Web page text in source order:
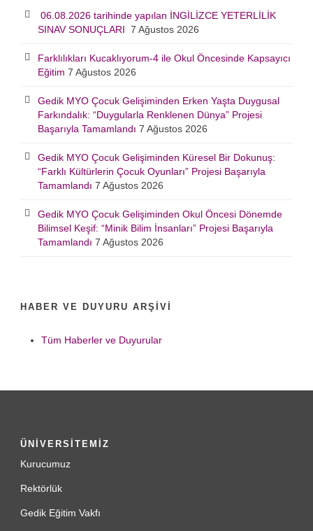
06.08.2026 tarihinde yapılan İNGİLİZCE YETERLİLİK
SINAV SONUÇLARI 7 Ağustos 2026
Farklılıkları Kucaklıyorum-4 ile Okul Öncesinde Kapsayıcı
Eğitim 7 Ağustos 2026
Gedik MYO Çocuk Gelişiminden Erken Yaşta Duygusal
Farkındalık: “Duygularla Renklenen Dünya” Projesi
Başarıyla Tamamlandı 7 Ağustos 2026
Gedik MYO Çocuk Gelişiminden Küresel Bir Dokunuş:
“Farklı Kültürlerin Çocuk Oyunları” Projesi Başarıyla
Tamamlandı 7 Ağustos 2026
Gedik MYO Çocuk Gelişiminden Okul Öncesi Dönemde
Bilimsel Keşif: “Minik Bilim İnsanları” Projesi Başarıyla
Tamamlandı 7 Ağustos 2026
HABER VE DUYURU ARŞIVI
Tüm Haberler ve Duyurular
ÜNİVERSİTEMİZ
Kurucumuz
Rektörlük
Gedik Eğitim Vakfı